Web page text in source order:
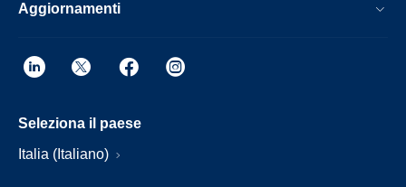
Aggiornamenti
Seleziona il paese
Italia (Italiano)